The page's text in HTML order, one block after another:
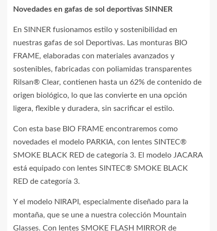
Novedades en gafas de sol deportivas SINNER
En SINNER fusionamos estilo y sostenibilidad en
nuestras gafas de sol Deportivas. Las monturas BIO
FRAME, elaboradas con materiales avanzados y
sostenibles, fabricadas con poliamidas transparentes
Rilsan® Clear, contienen hasta un 62% de contenido de
origen biológico, lo que las convierte en una opción
ligera, flexible y duradera, sin sacrificar el estilo.
Con esta base BIO FRAME encontraremos como
novedades el modelo PARKIA, con lentes SINTEC®
SMOKE BLACK RED de categoría 3. El modelo JACARA
está equipado con lentes SINTEC® SMOKE BLACK
RED de categoría 3.
Y el modelo NIRAPI, especialmente diseñado para la
montaña, que se une a nuestra colección Mountain
Glasses. Con lentes SMOKE FLASH MIRROR de